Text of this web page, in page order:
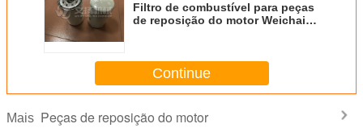
Filtro de combustível para peças
de reposição do motor Weichai
Continue
Mais Peças de reposição do motor